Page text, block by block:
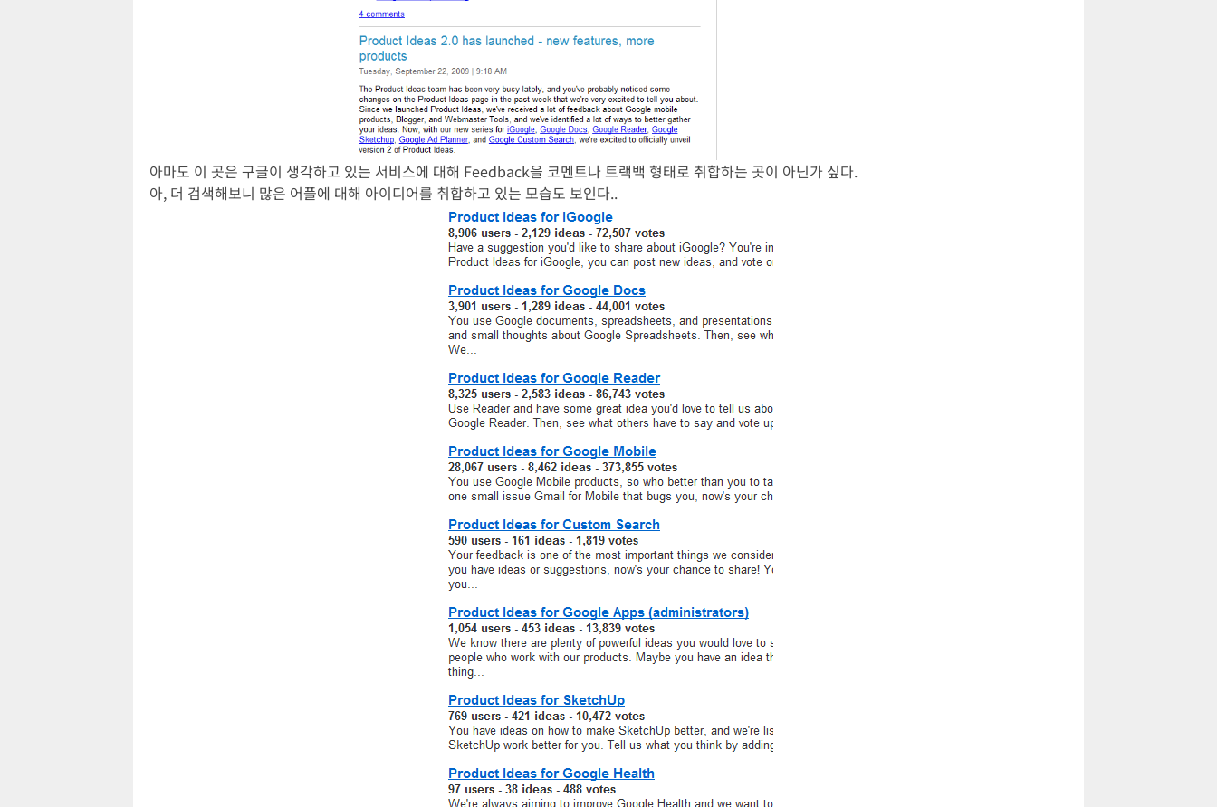
아마도 이 곳은 구글이 생각하고 있는 서비스에 대해 Feedback을 코멘트나 트랙백 형태로 취합하는 곳이 아닌가 싶다.
아, 더 검색해보니 많은 어플에 대해 아이디어를 취합하고 있는 모습도 보인다..